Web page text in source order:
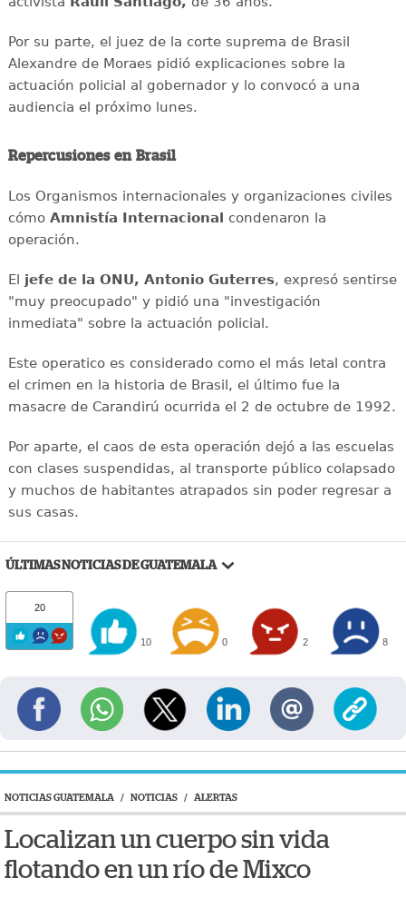
Por su parte, el juez de la corte suprema de Brasil
Alexandre de Moraes pidió explicaciones sobre la
actuación policial al gobernador y lo convocó a una
audiencia el próximo lunes.
Repercusiones en Brasil
Los Organismos internacionales y organizaciones civiles
cómoAmnistía Internacional condenaron la
operación.
El jefe de la ONU, Antonio Guterres, expresó sentirse
"muy preocupado" y pidió una "investigación
inmediata" sobre la actuación policial.
Este operatico es considerado como el más letal contra
el crimen en la historia de Brasil, el último fue la
masacre de Carandirú ocurrida el 2 de octubre de 1992.
Por aparte, el caos de esta operación dejó a las escuelas
con clases suspendidas, al transporte público colapsado
y muchos de habitantes atrapados sin poder regresar a
sus casas.
ÚLTIMAS NOTICIAS DE GUATEMALA
20
10 0 2 8
NOTICIAS GUATEMALA / NOTICIAS / ALERTAS
Localizan un cuerpo sin vida
flotando en un río de Mixco